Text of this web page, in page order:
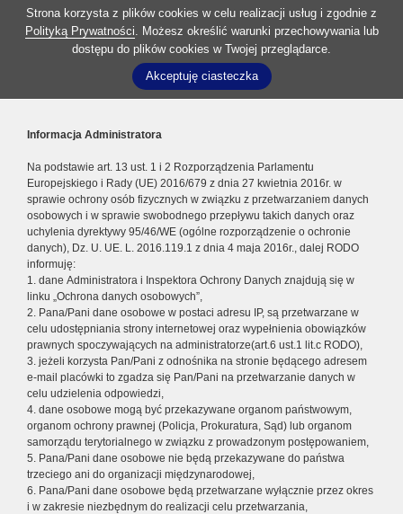
Strona korzysta z plików cookies w celu realizacji usług i zgodnie z
Polityką Prywatności. Możesz określić warunki przechowywania lub
dostępu do plików cookies w Twojej przeglądarce.
Akceptuję ciasteczka
Informacja Administratora
Na podstawie art. 13 ust. 1 i 2 Rozporządzenia Parlamentu
Europejskiego i Rady (UE) 2016/679 z dnia 27 kwietnia 2016r. w
sprawie ochrony osób fizycznych w związku z przetwarzaniem danych
osobowych i w sprawie swobodnego przepływu takich danych oraz
uchylenia dyrektywy 95/46/WE (ogólne rozporządzenie o ochronie
danych), Dz. U. UE. L. 2016.119.1 z dnia 4 maja 2016r., dalej RODO
informuję:
1. dane Administratora i Inspektora Ochrony Danych znajdują się w
linku „Ochrona danych osobowych”,
2. Pana/Pani dane osobowe w postaci adresu IP, są przetwarzane w
celu udostępniania strony internetowej oraz wypełnienia obowiązków
prawnych spoczywających na administratorze(art.6 ust.1 lit.c RODO),
3. jeżeli korzysta Pan/Pani z odnośnika na stronie będącego adresem
e-mail placówki to zgadza się Pan/Pani na przetwarzanie danych w
celu udzielenia odpowiedzi,
4. dane osobowe mogą być przekazywane organom państwowym,
organom ochrony prawnej (Policja, Prokuratura, Sąd) lub organom
samorządu terytorialnego w związku z prowadzonym postępowaniem,
5. Pana/Pani dane osobowe nie będą przekazywane do państwa
trzeciego ani do organizacji międzynarodowej,
6. Pana/Pani dane osobowe będą przetwarzane wyłącznie przez okres
i w zakresie niezbędnym do realizacji celu przetwarzania,